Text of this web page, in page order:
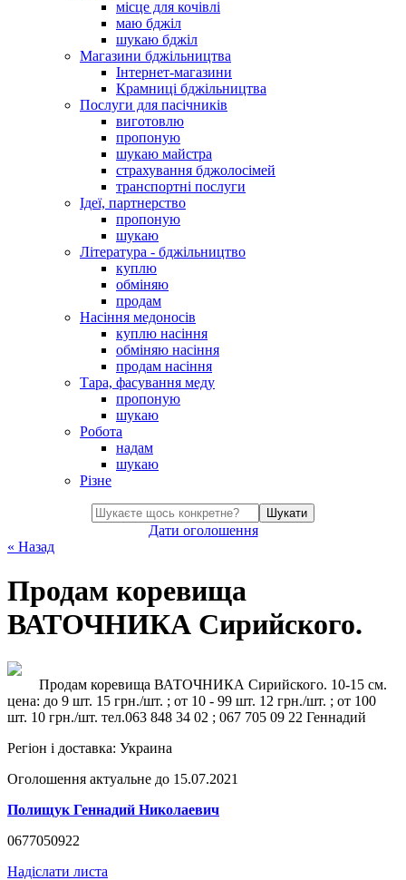
місце для кочівлі
маю бджіл
шукаю бджіл
Магазини бджільництва
Інтернет-магазини
Крамниці бджільництва
Послуги для пасічників
виготовлю
пропоную
шукаю майстра
страхування бджолосімей
транспортні послуги
Ідеї, партнерство
пропоную
шукаю
Література - бджільництво
куплю
обміняю
продам
Насіння медоносів
куплю насіння
обміняю насіння
продам насіння
Тара, фасування меду
пропоную
шукаю
Робота
надам
шукаю
Різне
Шукати
Дати оголошення
« Назад
Продам коревища
ВАТОЧНИКА Сирийского.
Продам коревища ВАТОЧНИКА Сирийского. 10-15 см.
цена: до 9 шт. 15 грн./шт. ; от 10 - 99 шт. 12 грн./шт. ; от 100
шт. 10 грн./шт. тел.063 848 34 02 ; 067 705 09 22 Геннадий
Регіон і доставка: Украина
Оголошення актуальне до 15.07.2021
Полищук Геннадий Николаевич
0677050922
Надіслати листа